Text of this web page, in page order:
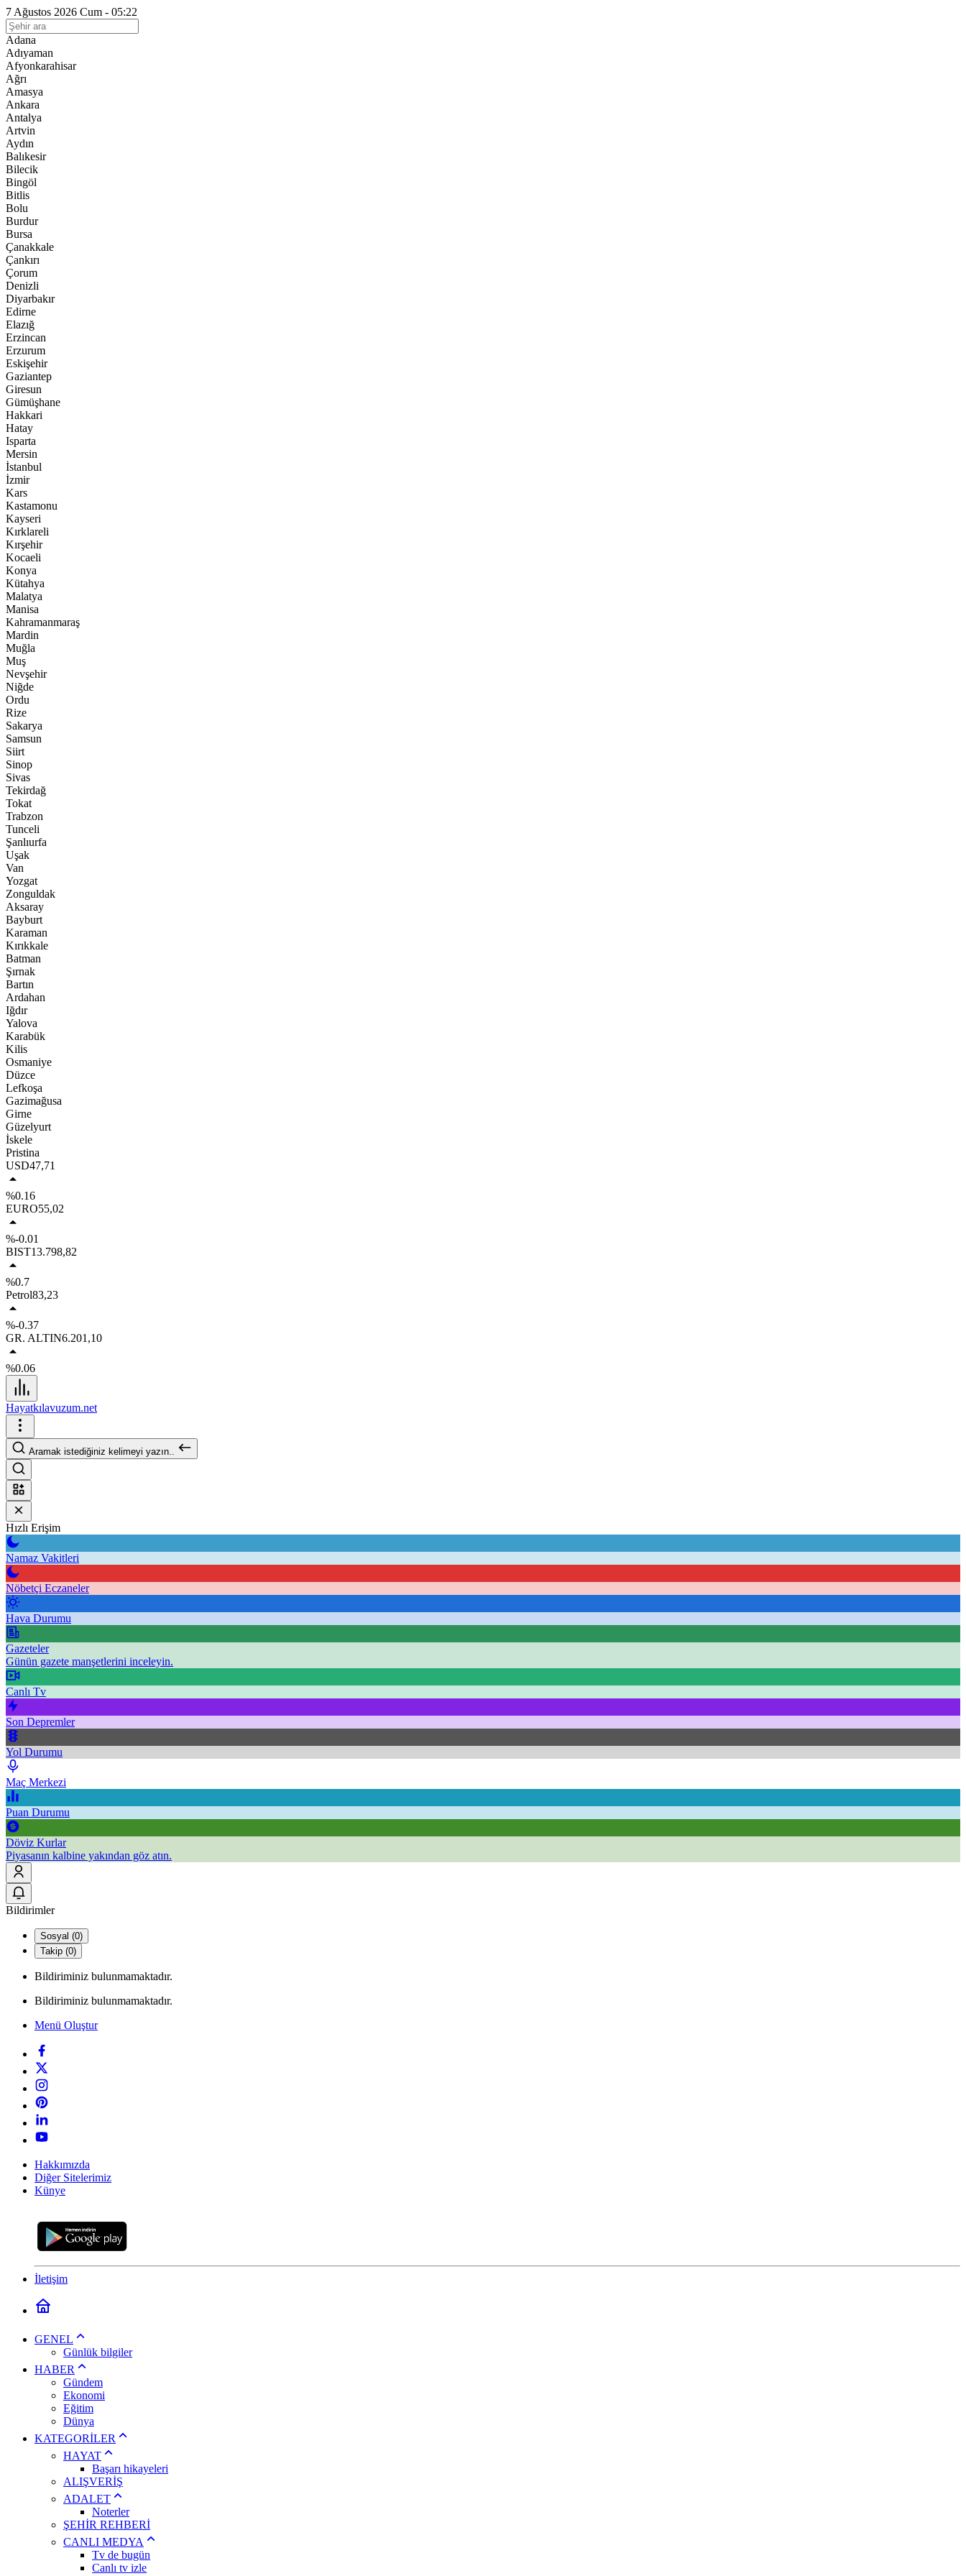
7 Ağustos 2026 Cum - 05:22
Adana
Adıyaman
Afyonkarahisar
Ağrı
Amasya
Ankara
Antalya
Artvin
Aydın
Balıkesir
Bilecik
Bingöl
Bitlis
Bolu
Burdur
Bursa
Çanakkale
Çankırı
Çorum
Denizli
Diyarbakır
Edirne
Elazığ
Erzincan
Erzurum
Eskişehir
Gaziantep
Giresun
Gümüşhane
Hakkari
Hatay
Isparta
Mersin
İstanbul
İzmir
Kars
Kastamonu
Kayseri
Kırklareli
Kırşehir
Kocaeli
Konya
Kütahya
Malatya
Manisa
Kahramanmaraş
Mardin
Muğla
Muş
Nevşehir
Niğde
Ordu
Rize
Sakarya
Samsun
Siirt
Sinop
Sivas
Tekirdağ
Tokat
Trabzon
Tunceli
Şanlıurfa
Uşak
Van
Yozgat
Zonguldak
Aksaray
Bayburt
Karaman
Kırıkkale
Batman
Şırnak
Bartın
Ardahan
Iğdır
Yalova
Karabük
Kilis
Osmaniye
Düzce
Lefkoşa
Gazimağusa
Girne
Güzelyurt
İskele
Pristina
USD47,71
%0.16
EURO55,02
%-0.01
BIST13.798,82
%0.7
Petrol83,23
%-0.37
GR. ALTIN6.201,10
%0.06
Hayatkılavuzum.net
Aramak istediğiniz kelimeyi yazın..
Hızlı Erişim
Namaz Vakitleri
Nöbetçi Eczaneler
Hava Durumu
Gazeteler
Günün gazete manşetlerini inceleyin.
Canlı Tv
Son Depremler
Yol Durumu
Maç Merkezi
Puan Durumu
Döviz Kurlar
Piyasanın kalbine yakından göz atın.
Bildirimler
Sosyal (0)
Takip (0)
Bildiriminiz bulunmamaktadır.
Bildiriminiz bulunmamaktadır.
Menü Oluştur
Hakkımızda
Diğer Sitelerimiz
Künye
İletişim
GENEL
Günlük bilgiler
HABER
Gündem
Ekonomi
Eğitim
Dünya
KATEGORİLER
HAYAT
Başarı hikayeleri
ALIŞVERİŞ
ADALET
Noterler
ŞEHİR REHBERİ
CANLI MEDYA
Tv de bugün
Canlı tv izle